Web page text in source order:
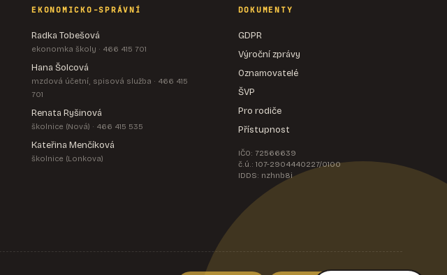
EKONOMICKO-SPRÁVNÍ
Radka Tobešová
ekonomka školy · 466 415 701
Hana Šolcová
mzdová účetní, spisová služba · 466 415
701
Renata Ryšinová
školnice (Nová) · 466 415 535
Kateřina Menčíková
školnice (Lonkova)
DOKUMENTY
GDPR
Výroční zprávy
Oznamovatelé
ŠVP
Pro rodiče
Přístupnost
IČO: 72566639
č.ú.: 107-2904440227/0100
IDDS: nzhnb8i